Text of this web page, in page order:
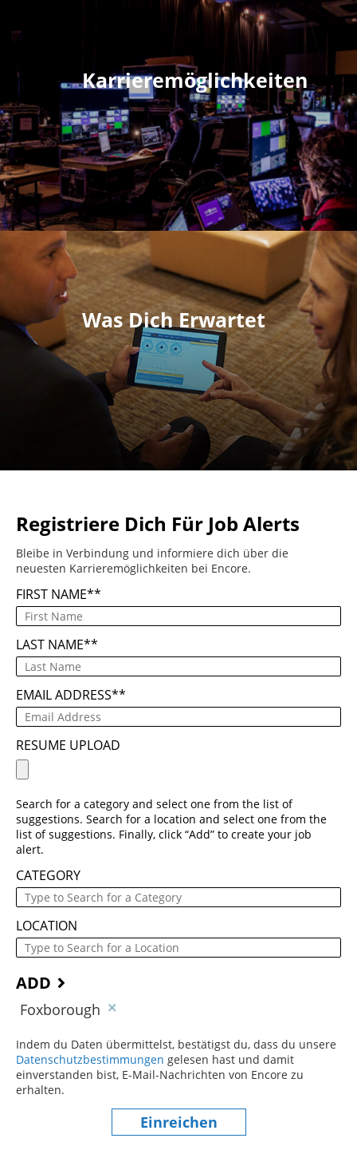
Karrieremöglichkeiten
Was Dich Erwartet
Registriere Dich Für Job Alerts
Bleibe in Verbindung und informiere dich über die
neuesten Karrieremöglichkeiten bei Encore.
FIRST NAME*
LAST NAME*
EMAIL ADDRESS*
RESUME UPLOAD
Search for a category and select one from the list of
suggestions. Search for a location and select one from the
list of suggestions. Finally, click “Add” to create your job
alert.
CATEGORY
LOCATION
ADD
Foxborough
Indem du Daten übermittelst, bestätigst du, dass du unsere
Datenschutzbestimmungen (dieser Inhalt öffnet sich in einem
gelesen hast und damit
einverstanden bist, E-Mail-Nachrichten von Encore zu
erhalten.
Einreichen